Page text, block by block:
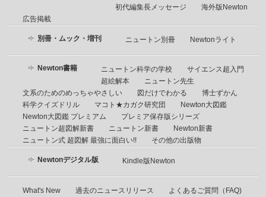
初代編集長メッセージ
海外版Newton
広告掲載
別冊・ムック・増刊 ニュートン別冊 Newtonライト
Newton書籍 ニュートン科学の学校
サイエンス超入門
超絵解本
ニュートン先生
文系のためのめっちゃやさしい
図だけでわかる
博士ずかん
科学クイズドリル
マコト★カガク研究団
Newton大図鑑
Newton大図鑑 プレミアム
プレミア保存版シリーズ
ニュートン超図解新書
ニュートン新書
Newton新書
ニュートン式 超図解 最強に面白い!!
その他の出版物
Newtonデジタル版 Kindle版Newton
What's New 過去のニュースリリース よくあるご質問（FAQ)